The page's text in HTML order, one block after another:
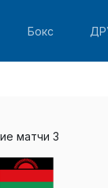
Бокс
матчи 3